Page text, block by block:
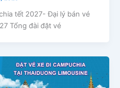
tết 2027- Đại lý bán vé
Tổng đài đặt vé